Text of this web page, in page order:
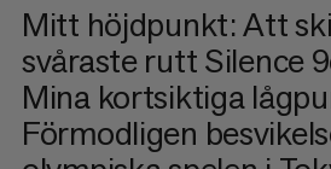
Mitt höjdpunkt: Att
svåraste rutt Silence
Mina kortsiktiga
Förmodligen